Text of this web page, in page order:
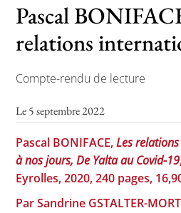
Les ateliers
Communiqués
Toutes les
Pascal
relations
Compte-rendu de lecture
Le 5 septembre 2022
Pascal BONIFACE,Les
à nos jours, De Yalta au Covid-19
Eyrolles, 2020, 240 pages,
Par Sandrine GSTALTER-